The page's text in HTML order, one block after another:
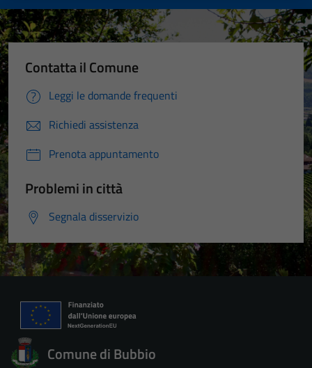
Contatta il Comune
Leggi le domande frequenti
Richiedi assistenza
Prenota appuntamento
Problemi in città
Segnala disservizio
Comune di Bubbio